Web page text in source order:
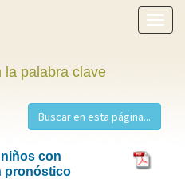
menú
la palabra clave
con
pronóstico